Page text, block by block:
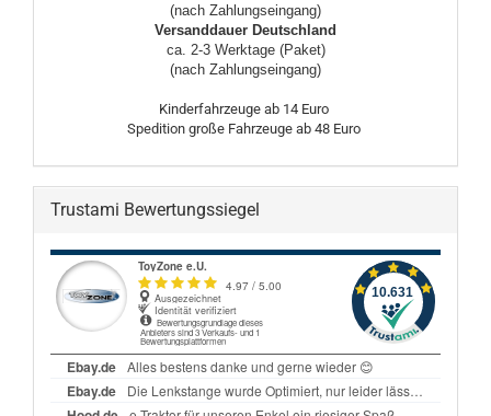
(nach Zahlungseingang)
Versanddauer Deutschland
ca. 2-3 Werktage (Paket)
(nach Zahlungseingang)
Kinderfahrzeuge ab 14 Euro
Spedition große Fahrzeuge ab 48 Euro
Trustami Bewertungssiegel